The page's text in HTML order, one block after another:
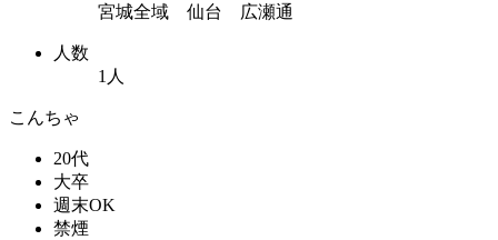
宮城全域 仙台 広瀬通
人数
1人
こんちゃ
20代
大卒
週末OK
禁煙